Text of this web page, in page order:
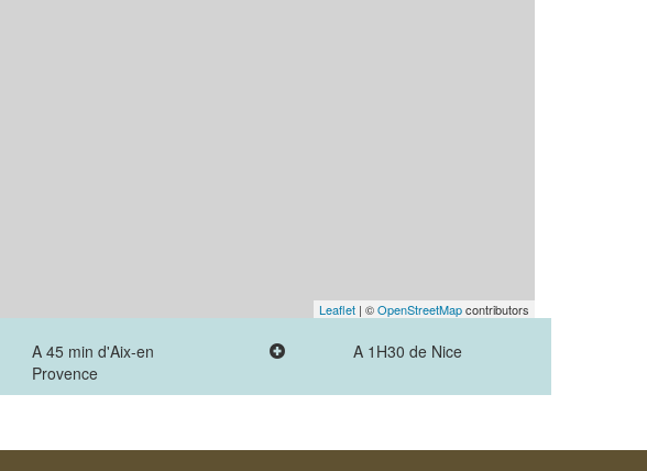
Leaflet | ©OpenStreetMapcontributors
A 45 min d'Aix-en
Provence
A 1H30 de Nice